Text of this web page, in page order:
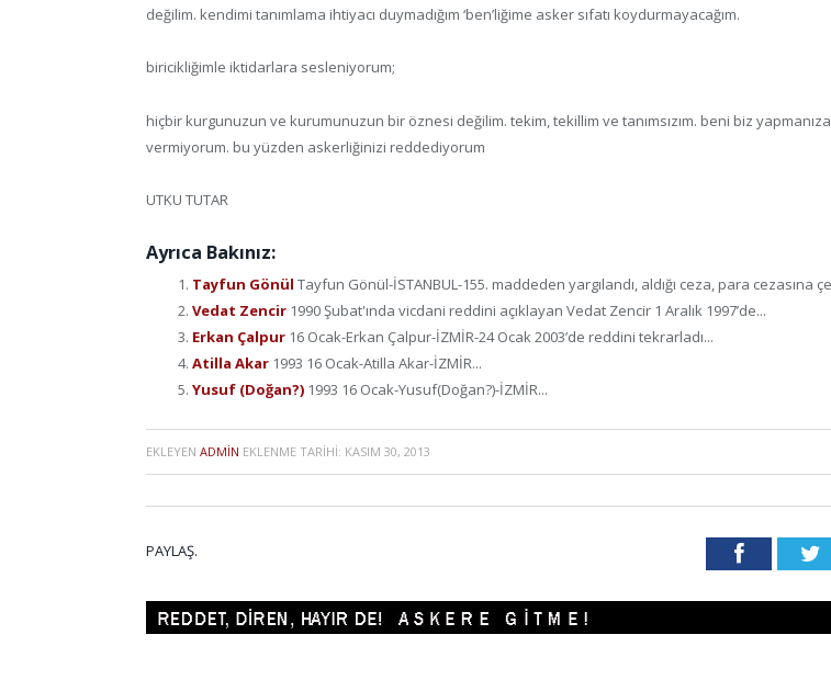
değilim. kendimi tanımlama ihtiyacı duymadığım ‘ben’liğime asker sıfatı koydurmayacağım.
biricikliğimle iktidarlara sesleniyorum;
hiçbir kurgunuzun ve kurumunuzun bir öznesi değilim. tekim, tekillim ve tanımsızım. beni biz
vermiyorum. bu yüzden askerliğinizi reddediyorum
UTKU TUTAR
Ayrıca Bakınız:
Tayfun Gönül Tayfun Gönül-İSTANBUL-155. maddeden yargılandı, aldığı ceza, para cezasına
Vedat Zencir 1990 Şubat'ında vicdani reddini açıklayan Vedat Zencir 1 Aralık 1997’de...
Erkan Çalpur 16 Ocak-Erkan Çalpur-İZMİR-24 Ocak 2003’de reddini tekrarladı...
Atilla Akar 1993 16 Ocak-Atilla Akar-İZMİR...
Yusuf (Doğan?) 1993 16 Ocak-Yusuf(Doğan?)-İZMİR...
EKLEYEN ADMIN EKLENME TARIHI: KASIM 30, 2013
PAYLAŞ. Facebook